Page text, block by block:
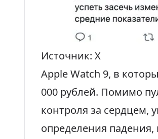
Источник: X
Apple Watch 9, в
000 рублей. Помимо
контроля за
определения падения,